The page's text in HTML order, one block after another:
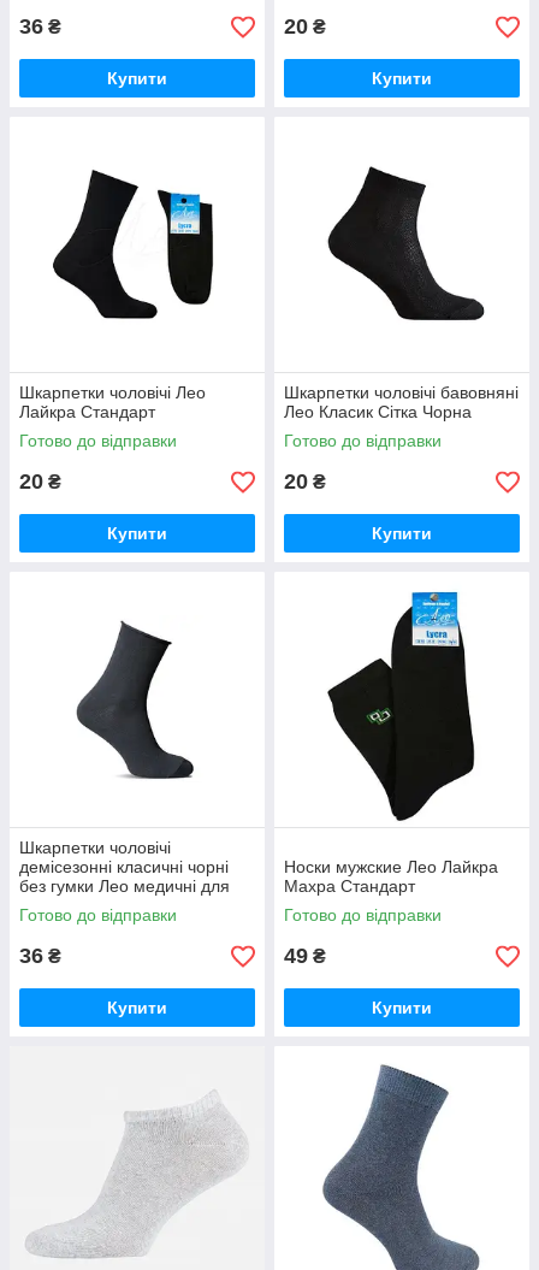
36 ₴
Купити
20 ₴
Купити
Шкарпетки чоловічі Лео
Лайкра Стандарт
Готово до відправки
20 ₴
Купити
Шкарпетки чоловічі бавовняні
Лео Класик Сітка Чорна
Готово до відправки
20 ₴
Купити
Шкарпетки чоловічі
демісезонні класичні чорні
без гумки Лео медичні для
набряклих ніг
Готово до відправки
36 ₴
Купити
Носки мужские Лео Лайкра
Махра Стандарт
Готово до відправки
49 ₴
Купити